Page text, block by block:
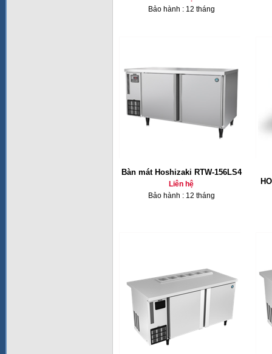
Bảo hành : 12 tháng
Bàn mát Hoshizaki RTW-156LS4
Liên hệ
Bảo hành : 12 tháng